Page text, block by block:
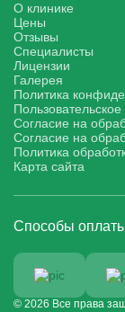
О клинике
Цены
Отзывы
Специалисты
Лицензии
Галерея
Политика
Согласие на
Согласие на
Политика
Карта сайта
© 2026 Все права
Способы